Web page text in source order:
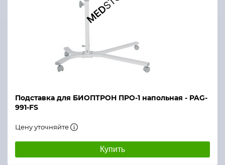
Подставка для БИОПТРОН ПРО-1 напольная - PAG-
991-FS
Цену уточняйте
Купить